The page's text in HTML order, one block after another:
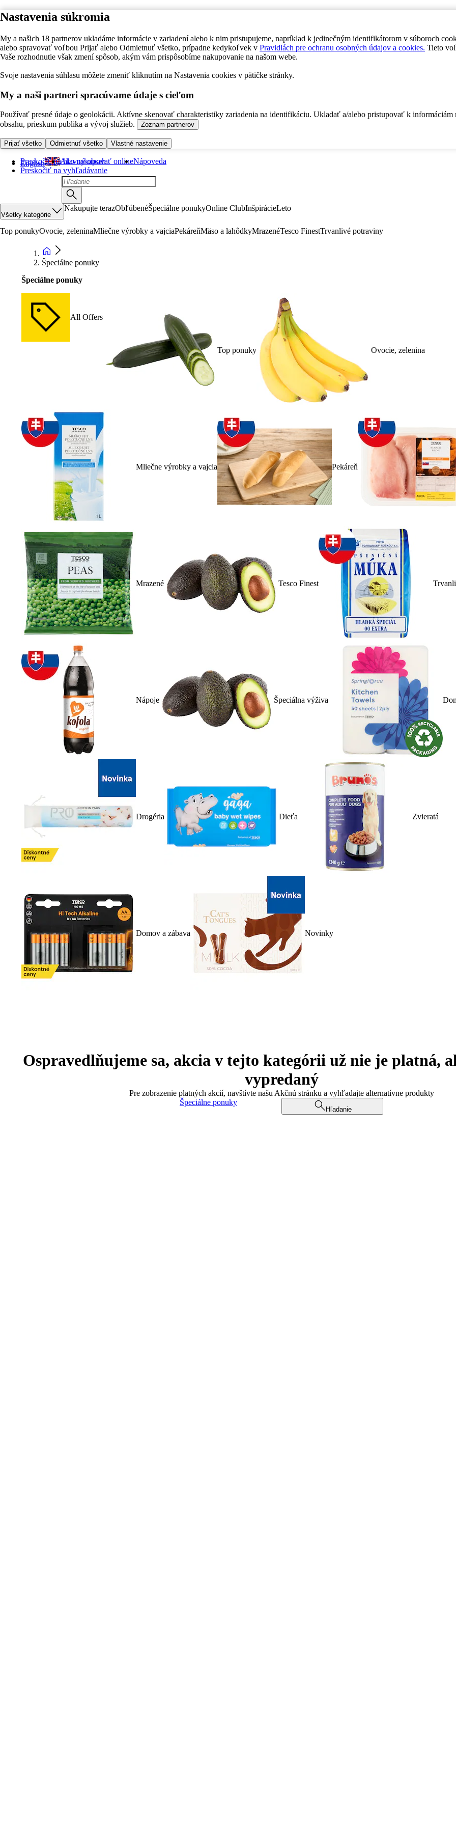
Nastavenia súkromia
My a našich 18 partnerov ukladáme informácie v zariadení alebo k nim pristupujeme, napríklad k jedinečným identifikátorom v súboroch
alebo spravovať voľbou Prijať alebo Odmietnuť všetko, prípadne kedykoľvek v Pravidlách pre ochranu osobných údajov a cookies. Tieto
Vaše rozhodnutie však zmení spôsob, akým vám prispôsobíme nakupovanie na našom webe.
Svoje nastavenia súhlasu môžete zmeniť kliknutím na Nastavenia cookies v pätičke stránky.
My a naši partneri spracúvame údaje s cieľom
Používať presné údaje o geolokácii. Aktívne skenovať charakteristiky zariadenia na identifikáciu. Ukladať a/alebo pristupovať k informáciám
obsahu, prieskum publika a vývoj služieb.
Zoznam partnerov
Prijať všetko Odmietnuť všetko Vlastné nastavenie
Preskočiť na hlavný obsah
Preskočiť na vyhľadávanie
English Ako nakupovať onlineNápoveda
Všetky kategórie
Nakupujte terazObľúbenéŠpeciálne ponukyOnline ClubInšpirácieLeto
Top ponukyOvocie, zeleninaMliečne výrobky a vajciaPekáreňMäso a lahôdkyMrazenéTesco FinestTrvanlivé potraviny
Špeciálne ponuky
Špeciálne ponuky
All Offers
Top ponuky Ovocie, zelenina
Mliečne výrobky a vajcia Pekáreň
Mrazené Tesco Finest
Nápoje Špeciálna výživa
Drogéria Dieťa Zvieratá
Domov a zábava Novinky
Ospravedlňujeme sa, akcia v tejto kategórii už nie je platná,
vypredaný
Pre zobrazenie platných akcií, navštívte našu Akčnú stránku a vyhľadajte alternatívne produkty
Špeciálne ponuky
Hľadanie